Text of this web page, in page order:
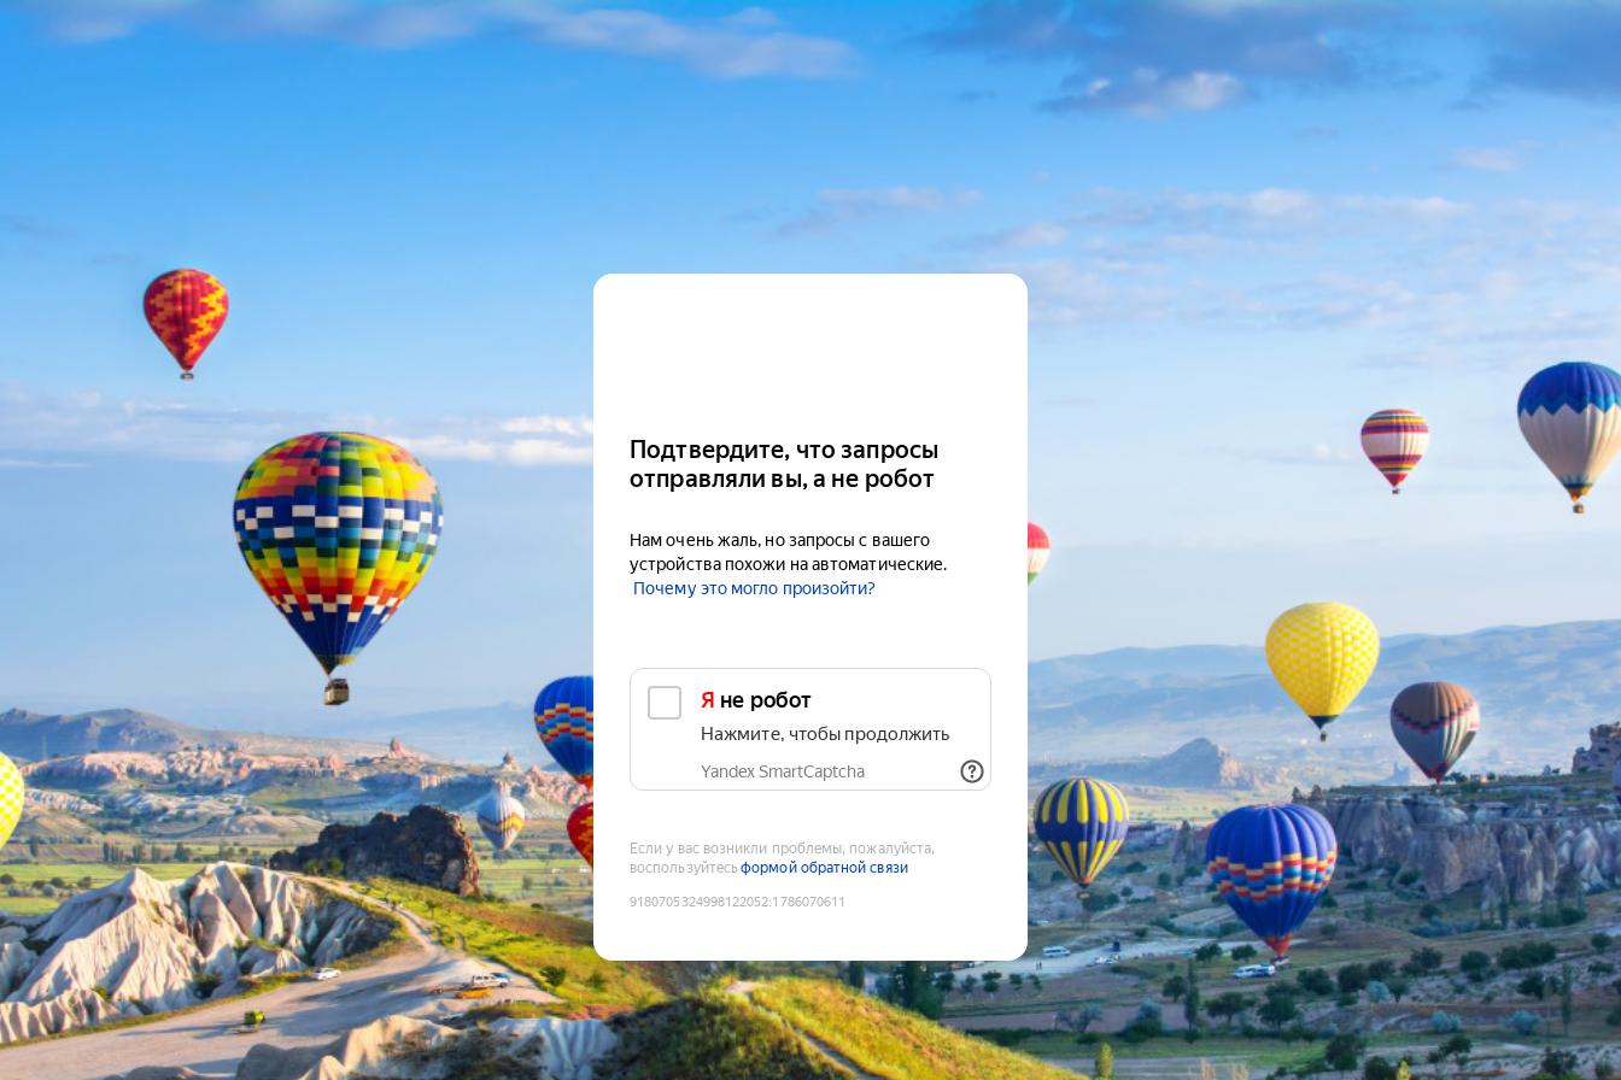
Подтвердите, что запросы
отправляли вы, а не робот
Нам очень жаль, но запросы с вашего
устройства похожи на автоматические.
Почему это могло произойти?
Я не робот
Нажмите, чтобы продолжить
Yandex SmartCaptcha
Если у вас возникли проблемы, пожалуйста,
воспользуйтесьформой обратной связи
9180705324998122052:1786070611